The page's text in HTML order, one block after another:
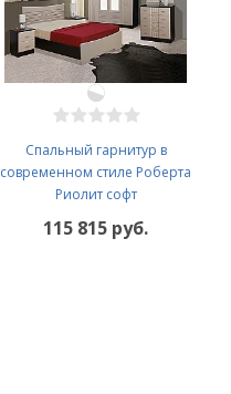
Спальный гарнитур в
современном стиле Роберта
Риолит софт
115 815 руб.